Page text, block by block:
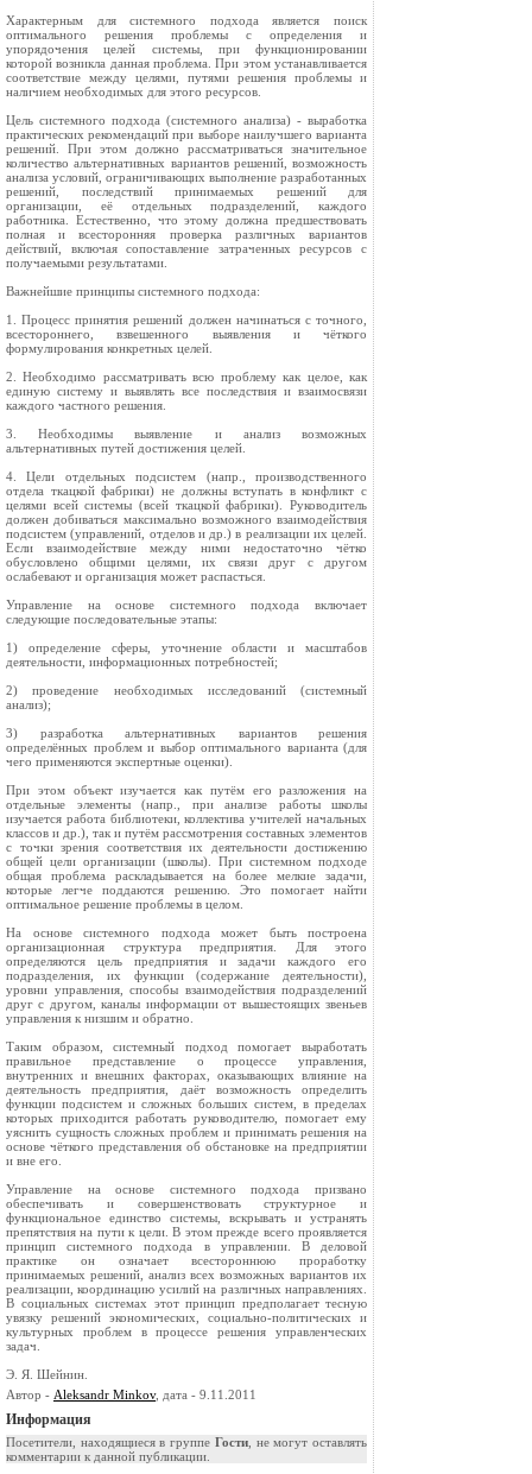
Характерным для системного подхода является поиск
оптимального решения проблемы с определения и
упорядочения целей системы, при функционировании
которой возникла данная проблема. При этом устанавливается
соответствие между целями, путями решения проблемы и
наличием необходимых для этого ресурсов.
Цель системного подхода (системного анализа) - выработка
практических рекомендаций при выборе наилучшего варианта
решений. При этом должно рассматриваться значительное
количество альтернативных вариантов решений, возможность
анализа условий, ограничивающих выполнение разработанных
решений, последствий принимаемых решений для
организации, её отдельных подразделений, каждого
работника. Естественно, что этому должна предшествовать
полная и всесторонняя проверка различных вариантов
действий, включая сопоставление затраченных ресурсов с
получаемыми результатами.
Важнейшие принципы системного подхода:
1. Процесс принятия решений должен начинаться с точного,
всестороннего, взвешенного выявления и чёткого
формулирования конкретных целей.
2. Необходимо рассматривать всю проблему как целое, как
единую систему и выявлять все последствия и взаимосвязи
каждого частного решения.
3. Необходимы выявление и анализ возможных
альтернативных путей достижения целей.
4. Цели отдельных подсистем (напр., производственного
отдела ткацкой фабрики) не должны вступать в конфликт с
целями всей системы (всей ткацкой фабрики). Руководитель
должен добиваться максимально возможного взаимодействия
подсистем (управлений, отделов и др.) в реализации их целей.
Если взаимодействие между ними недостаточно чётко
обусловлено общими целями, их связи друг с другом
ослабевают и организация может распасться.
Управление на основе системного подхода включает
следующие последовательные этапы:
1) определение сферы, уточнение области и масштабов
деятельности, информационных потребностей;
2) проведение необходимых исследований (системный
анализ);
3) разработка альтернативных вариантов решения
определённых проблем и выбор оптимального варианта (для
чего применяются экспертные оценки).
При этом объект изучается как путём его разложения на
отдельные элементы (напр., при анализе работы школы
изучается работа библиотеки, коллектива учителей начальных
классов и др.), так и путём рассмотрения составных элементов
с точки зрения соответствия их деятельности достижению
общей цели организации (школы). При системном подходе
общая проблема раскладывается на более мелкие задачи,
которые легче поддаются решению. Это помогает найти
оптимальное решение проблемы в целом.
На основе системного подхода может быть построена
организационная структура предприятия. Для этого
определяются цель предприятия и задачи каждого его
подразделения, их функции (содержание деятельности),
уровни управления, способы взаимодействия подразделений
друг с другом, каналы информации от вышестоящих звеньев
управления к низшим и обратно.
Таким образом, системный подход помогает выработать
правильное представление о процессе управления,
внутренних и внешних факторах, оказывающих влияние на
деятельность предприятия, даёт возможность определить
функции подсистем и сложных больших систем, в пределах
которых приходится работать руководителю, помогает ему
уяснить сущность сложных проблем и принимать решения на
основе чёткого представления об обстановке на предприятии
и вне его.
Управление на основе системного подхода призвано
обеспечивать и совершенствовать структурное и
функциональное единство системы, вскрывать и устранять
препятствия на пути к цели. В этом прежде всего проявляется
принцип системного подхода в управлении. В деловой
практике он означает всестороннюю проработку
принимаемых решений, анализ всех возможных вариантов их
реализации, координацию усилий на различных направлениях.
В социальных системах этот принцип предполагает тесную
увязку решений экономических, социально-политических и
культурных проблем в процессе решения управленческих
задач.
Э. Я. Шейнин.
Автор - Aleksandr Minkov, дата - 9.11.2011
Информация
Посетители, находящиеся в группе Гости, не могут оставлять
комментарии к данной публикации.